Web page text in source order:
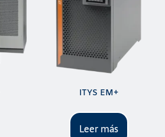
ITYS EM+
Leer más